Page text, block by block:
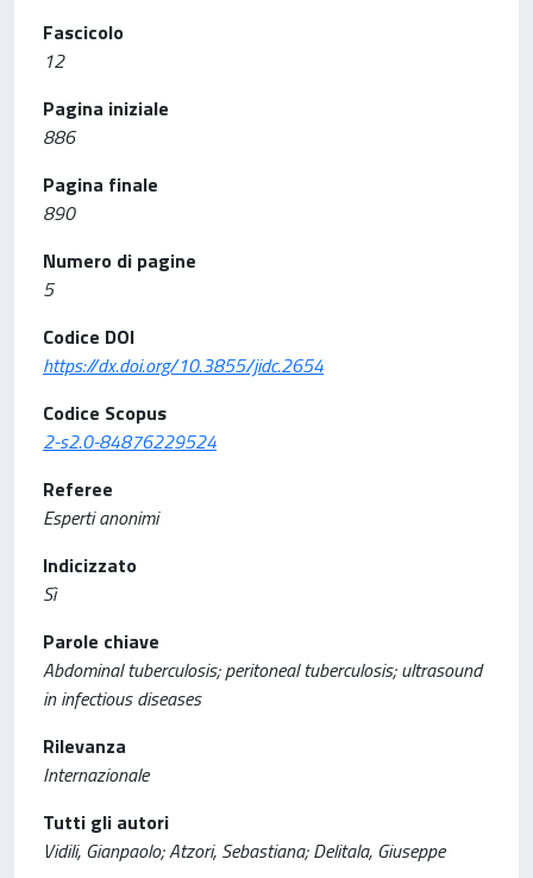
Fascicolo
12
Pagina iniziale
886
Pagina finale
890
Numero di pagine
5
Codice DOI
https://dx.doi.org/10.3855/jidc.2654
Codice Scopus
2-s2.0-84876229524
Referee
Esperti anonimi
Indicizzato
Sì
Parole chiave
Abdominal tuberculosis; peritoneal tuberculosis; ultrasound
in infectious diseases
Rilevanza
Internazionale
Tutti gli autori
Vidili, Gianpaolo; Atzori, Sebastiana; Delitala, Giuseppe